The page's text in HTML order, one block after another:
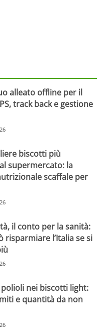
alleato offline per il
track back e gestione
biscotti più
supermercato: la
scaffale per
il conto per la sanità:
risparmiare l’Italia se si
nei biscotti light:
e quantità da non